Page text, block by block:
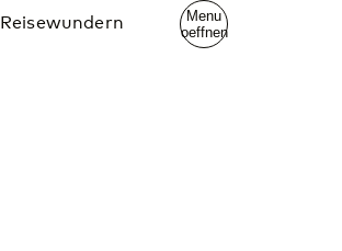
Reisewundern
Menu
oeffnen